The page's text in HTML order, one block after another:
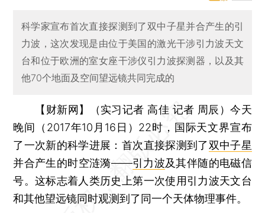
科学家宣布首次直接探测到了双中子星并合产生的引
力波，这次发现是由位于美国的激光干涉引力波天文
台和位于欧洲的室女座干涉仪引力波探测器，以及其
他70个地面及空间望远镜共同完成的
【财新网】（实习记者 高佳 记者 周辰）今天
晚间（2017年10月16日）22时，国际天文界宣布
了一次新的科学进展：首次直接探测到了双中子星
并合产生的时空涟漪——引力波及其伴随的电磁信
号。这标志着人类历史上第一次使用引力波天文台
和其他望远镜同时观测到了同一个天体物理事件。